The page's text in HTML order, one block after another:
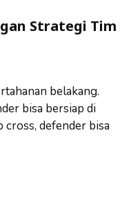
Strategi Tim
belakang.
bisa bersiap di
cross, defender bisa